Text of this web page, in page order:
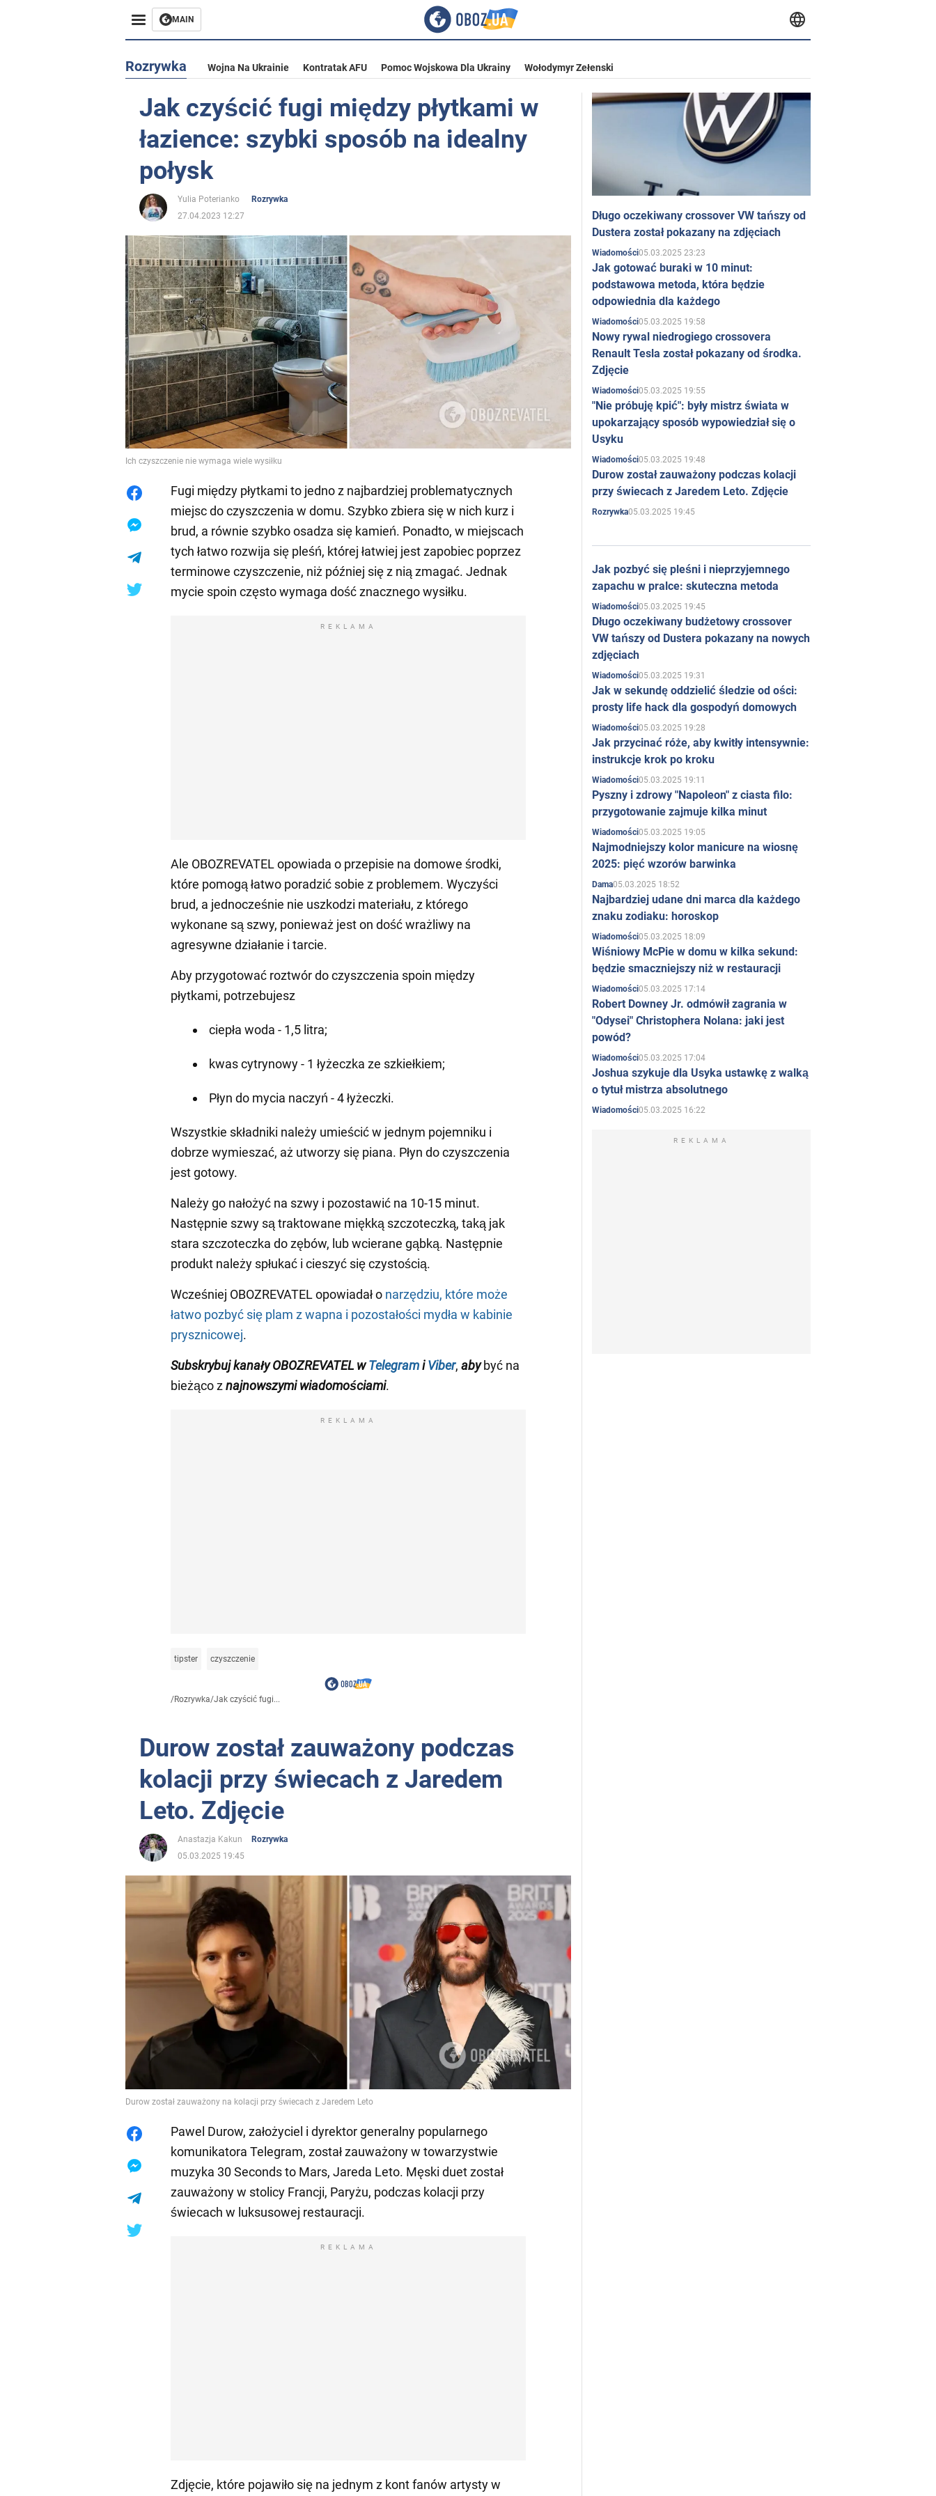
MAIN
Rozrywka Wojna Na Ukrainie Kontratak AFU Pomoc Wojskowa Dla Ukrainy Wołodymyr Zełenski
Jak czyścić fugi między płytkami w
łazience: szybki sposób na idealny
połysk
Yulia Poterianko
Rozrywka
27.04.2023 12:27
Ich czyszczenie nie wymaga wiele wysiłku
Fugi między płytkami to jedno z najbardziej problematycznych
miejsc do czyszczenia w domu. Szybko zbiera się w nich kurz i
brud, a równie szybko osadza się kamień. Ponadto, w miejscach
tych łatwo rozwija się pleśń, której łatwiej jest zapobiec poprzez
terminowe czyszczenie, niż później się z nią zmagać. Jednak
mycie spoin często wymaga dość znacznego wysiłku.
REKLAMA
Ale OBOZREVATEL opowiada o przepisie na domowe środki,
które pomogą łatwo poradzić sobie z problemem. Wyczyści
brud, a jednocześnie nie uszkodzi materiału, z którego
wykonane są szwy, ponieważ jest on dość wrażliwy na
agresywne działanie i tarcie.
Aby przygotować roztwór do czyszczenia spoin między
płytkami, potrzebujesz
ciepła woda - 1,5 litra;
kwas cytrynowy - 1 łyżeczka ze szkiełkiem;
Płyn do mycia naczyń - 4 łyżeczki.
Wszystkie składniki należy umieścić w jednym pojemniku i
dobrze wymieszać, aż utworzy się piana. Płyn do czyszczenia
jest gotowy.
Należy go nałożyć na szwy i pozostawić na 10-15 minut.
Następnie szwy są traktowane miękką szczoteczką, taką jak
stara szczoteczka do zębów, lub wcierane gąbką. Następnie
produkt należy spłukać i cieszyć się czystością.
Wcześniej OBOZREVATEL opowiadał o narzędziu, które może
łatwo pozbyć się plam z wapna i pozostałości mydła w kabinie
prysznicowej.
Subskrybuj kanały OBOZREVATEL w Telegrami Viber, abybyć na
bieżąco znajnowszymi wiadomościami.
REKLAMA
tipster czyszczenie
/Rozrywka/Jak czyścić fugi...
Durow został zauważony podczas
kolacji przy świecach z Jaredem
Leto. Zdjęcie
Anastazja Kakun
Rozrywka
05.03.2025 19:45
Durow został zauważony na kolacji przy świecach z Jaredem Leto
Pawel Durow, założyciel i dyrektor generalny popularnego
komunikatora Telegram, został zauważony w towarzystwie
muzyka 30 Seconds to Mars, Jareda Leto. Męski duet został
zauważony w stolicy Francji, Paryżu, podczas kolacji przy
świecach w luksusowej restauracji.
REKLAMA
Zdjęcie, które pojawiło się na jednym z kont fanów artysty w
Długo oczekiwany crossover VW tańszy od
Dustera został pokazany na zdjęciach
Wiadomości05.03.2025 23:23
Jak gotować buraki w 10 minut:
podstawowa metoda, która będzie
odpowiednia dla każdego
Wiadomości05.03.2025 19:58
Nowy rywal niedrogiego crossovera
Renault Tesla został pokazany od środka.
Zdjęcie
Wiadomości05.03.2025 19:55
"Nie próbuję kpić": były mistrz świata w
upokarzający sposób wypowiedział się o
Usyku
Wiadomości05.03.2025 19:48
Durow został zauważony podczas kolacji
przy świecach z Jaredem Leto. Zdjęcie
Rozrywka05.03.2025 19:45
Jak pozbyć się pleśni i nieprzyjemnego
zapachu w pralce: skuteczna metoda
Wiadomości05.03.2025 19:45
Długo oczekiwany budżetowy crossover
VW tańszy od Dustera pokazany na nowych
zdjęciach
Wiadomości05.03.2025 19:31
Jak w sekundę oddzielić śledzie od ości:
prosty life hack dla gospodyń domowych
Wiadomości05.03.2025 19:28
Jak przycinać róże, aby kwitły intensywnie:
instrukcje krok po kroku
Wiadomości05.03.2025 19:11
Pyszny i zdrowy "Napoleon" z ciasta filo:
przygotowanie zajmuje kilka minut
Wiadomości05.03.2025 19:05
Najmodniejszy kolor manicure na wiosnę
2025: pięć wzorów barwinka
Dama05.03.2025 18:52
Najbardziej udane dni marca dla każdego
znaku zodiaku: horoskop
Wiadomości05.03.2025 18:09
Wiśniowy McPie w domu w kilka sekund:
będzie smaczniejszy niż w restauracji
Wiadomości05.03.2025 17:14
Robert Downey Jr. odmówił zagrania w
"Odysei" Christophera Nolana: jaki jest
powód?
Wiadomości05.03.2025 17:04
Joshua szykuje dla Usyka ustawkę z walką
o tytuł mistrza absolutnego
Wiadomości05.03.2025 16:22
REKLAMA